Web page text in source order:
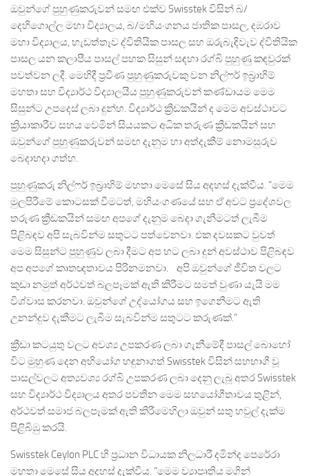
ඔවුන්ගේ පුහුණුකරුවන් සමඟ එක්ව Swisstek විසින් බ/
දෙහිගොල්ල මහා විද්‍යාලය, බ/මහියංගනය ජාතික පාසල, දඹරාව
මහා විද්‍යාලය, හැඩත්තෑව ද්විතියික පාසල සහ ඔරුබැඳිවැව ද්විතියික
පාසල යන කලාපීය පාසල් පහක සිසුන් සඳහා රග්බි පුහුණු කඳවුරක්
පවත්වන ලදී. මෙහිදී ප්‍රවීණ පුහුණුකරුවකු වන නිල්ෆර් ඉබ්‍රාහිම්
මහතා සහ විද්‍යාර්ථ විද්‍යාලයීය පුහුණුකරුවන් කණ්ඩායම මෙම
සිසුන්ට උපදෙස් ලබා දුන්හ. විද්‍යාර්ථ ක්‍රීඩකයින් ද මෙම අවස්ථාවට
ක්‍රියාකාරීව සහය වෙමින් සියයකට අධික තරුණ ක්‍රීඩකයින් සහ
ඔවුන්ගේ පුහුණුකරුවන් සමඟ දැනුම හා අත්දැකීම් නොමසුරුව
බෙදාහදා ගත්හ.
පුහුණුකරු නිල්ෆර් ඉබ්‍රාහිම් මහතා මෙසේ සිය අදහස් දැක්වීය. “මෙම
මුලපිරීමේ කොටසක් වීමටත්, මහියංගණයේ සහ ඒ අවට ප්‍රදේශවල
තරුණ ක්‍රීඩකයින් සමඟ අපගේ දැනුම බෙදා ගැනීමටත් ලැබීම
පිළිබඳව අපි සැබවින්ම සතුටට පත්වෙනවා. එක දවසකට වුවත්
මෙම සිසුන්ට පුහුණුව ලබා දීමට අප හට ලබා දුන් අවස්ථාව පිළිබඳව
අප අපගේ කෘතඥතාවය පිරිනමනවා. අපි ඔවුන්ගේ ජීවිත වලට
කුඩා නමුත් අර්ථවත් බලපෑමක් ඇති කිරීමට සමත් වුණා යැයි මම
විශ්වාස කරනවා. ඔවුන්ගේ උද්යෝගය සහ ඉගෙනීමට ඇති
උනන්දුව දැකීමට ලැබීම සැබවින්ම සතුටට කරුණක්.”
ක්‍රීඩා කටයුතු වලට අවශ්‍ය උපකරණ ලබා ගැනීමේදී පාසල් බොහෝ
විට මුහුණ දෙන අභියෝග හඳුනාගත් Swisstek විසින් සහභාගී වූ
පාසල්වලට අත්‍යවශ්‍ය රග්බි උපකරණ ලබා දෙනු ලැබූ අතර Swisstek
සහ විද්‍යාර්ථ විද්‍යාලය අතර පවතින මෙම සහයෝගීතාවය තුළින්,
අර්ථවත් සමාජ බලපෑමක් ඇති කිරීමෙහිලා ඔවුන් සතු හවුල් දැක්ම
පිළිබිඹු කරයි.
Swisstek Ceylon PLC හි ප්‍රධාන විධායක නිලධාරී දමින්ද පෙරේරා
මහතා මෙසේ සිය අදහස් දැක්වීය. “මෙම ව්‍යාපෘතිය මගින්